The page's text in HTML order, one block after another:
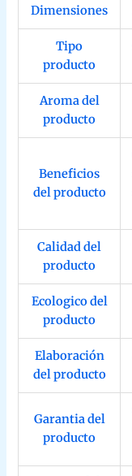
Dimensiones
Tipo
producto
Aroma del
producto
Beneficios
del producto
Calidad del
producto
Ecologico del
producto
Elaboración
del producto
Garantia del
producto